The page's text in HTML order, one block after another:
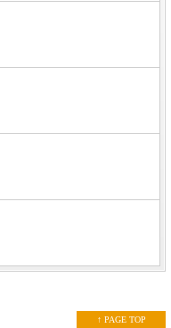
↑ PAGE TOP